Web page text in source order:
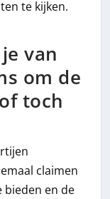
te kijken.
van
om de
toch
claimen
bieden en de